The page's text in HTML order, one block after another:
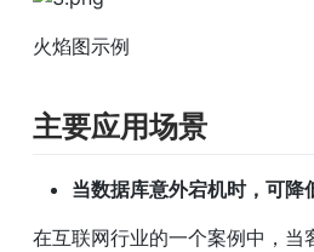
火焰图示例
主要应用场景
当数据库意外宕机时，可
在互联网行业的一个案例中，当